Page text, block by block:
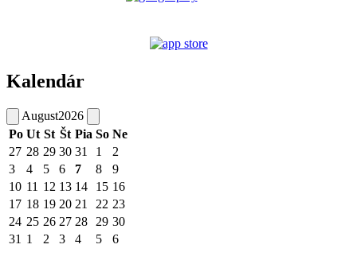
Kalendár
August2026
Po Ut St Št Pia So Ne
27 28 29 30 31 1
2
3
4 5 6 7 8
9
10 11 12 13 14 15 16
17 18 19 20 21 22 23
24 25 26 27 28 29 30
31 1 2 3 4 5 6